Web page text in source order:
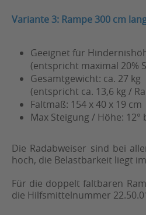
Variante 3: Rampe 300 cm
Geeignet für
(entspricht maximal 20%
Gesamtgewicht: ca. 27 kg
(entspricht ca. 13,6 kg /
Faltmaß: 154 x 40 x 19 cm
Max Steigung / Höhe: 12°
Die Radabweiser sind bei
hoch, die Belastbarkeit liegt
Für die doppelt faltbaren
die Hilfsmittelnummer